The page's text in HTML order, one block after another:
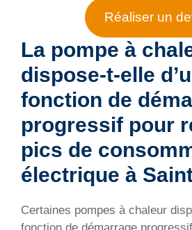
Réaliser un
La pompe à
dispose-t-elle
fonction de
progressif pour
pics de
électrique à
Certaines pompes à chaleur
fonction de démarrage